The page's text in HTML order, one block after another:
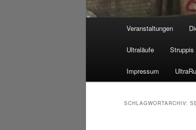
Veranstaltungen
Ultraläufe Struppis
Impressum
SCHLAGWORTARCHIV: